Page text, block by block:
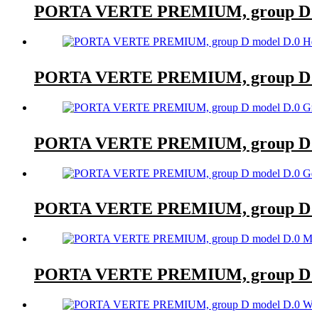
PORTA VERTE PREMIUM, group
PORTA VERTE PREMIUM, group
PORTA VERTE PREMIUM, group
PORTA VERTE PREMIUM, group
PORTA VERTE PREMIUM, group